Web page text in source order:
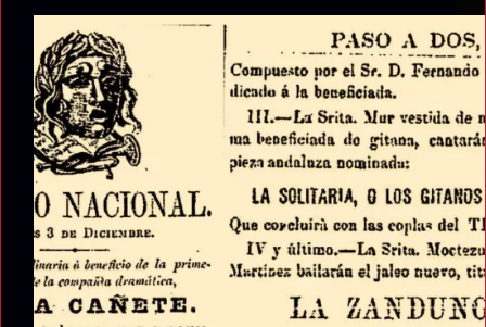
Televisiva.
Capítulo
5.
La
Sandunga
y
su
musical
en
istmo
oaxaqueño.